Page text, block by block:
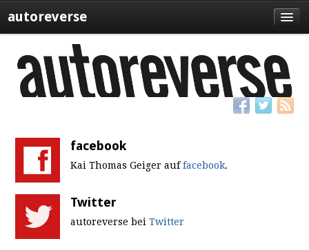
autoreverse
Blog
facebook
Kai Thomas Geiger auffacebook.
Twitter
autoreverse bei Twitter